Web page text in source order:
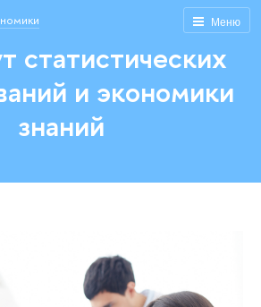
Меню
статистических
и экономики
знаний